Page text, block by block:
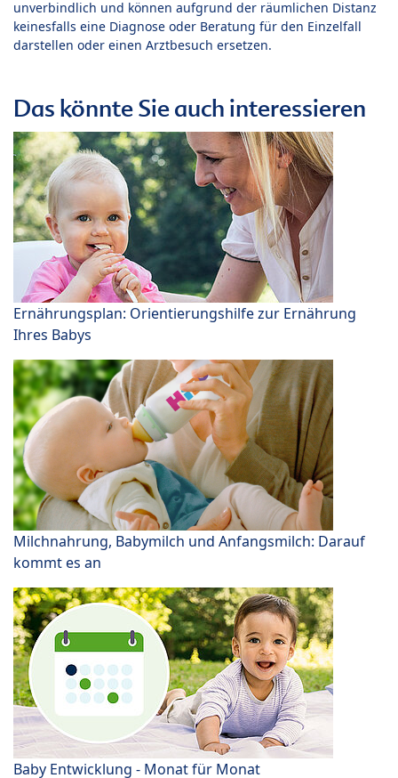
unverbindlich und können aufgrund der räumlichen Distanz
keinesfalls eine Diagnose oder Beratung für den Einzelfall
darstellen oder einen Arztbesuch ersetzen.
Das könnte Sie auch interessieren
Ernährungsplan: Orientierungshilfe zur Ernährung
Ihres Babys
Milchnahrung, Babymilch und Anfangsmilch: Darauf
kommt es an
Baby Entwicklung - Monat für Monat